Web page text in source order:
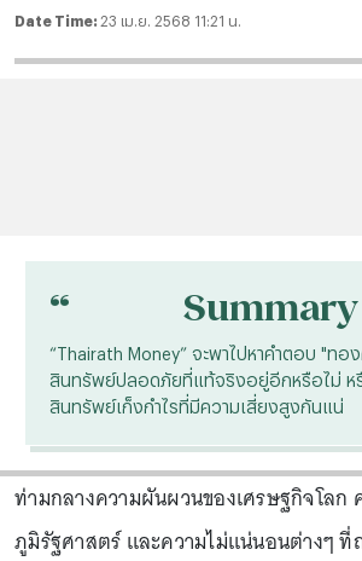
Date Time: 23 เม.ย. 2568 11:21 น.
“ Summary
“Thairath Money” จะพาไปหาคำตอบ "ทอ
สินทรัพย์ปลอดภัยที่แท้จริงอยู่อีกหรือไม่ ห
สินทรัพย์เก็งกำไรที่มีความเสี่ยงสูงกันแน่
ท่ามกลางความผันผวนของเศรษฐกิจโลก
ภูมิรัฐศาสตร์ และความไม่แน่นอนต่างๆ ที่